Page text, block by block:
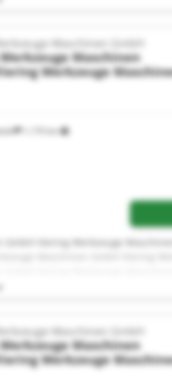
1,170 km
Maschinen GmbH
Maschinen
Werkzeuge
Viering Werkzeuge
Maschinen GmbH Viering
Maschinen GmbH
Maschinen
Werkzeuge